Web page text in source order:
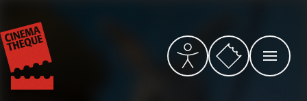
main
content
PARAMÈTRESVers la billetterie
OUVRIR